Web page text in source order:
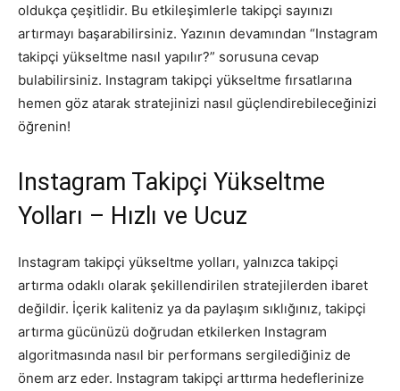
oldukça çeşitlidir. Bu etkileşimlerle takipçi sayınızı
artırmayı başarabilirsiniz. Yazının devamından “Instagram
takipçi yükseltme nasıl yapılır?” sorusuna cevap
bulabilirsiniz. Instagram takipçi yükseltme fırsatlarına
hemen göz atarak stratejinizi nasıl güçlendirebileceğinizi
öğrenin!
Instagram Takipçi Yükseltme
Yolları – Hızlı ve Ucuz
Instagram takipçi yükseltme yolları, yalnızca takipçi
artırma odaklı olarak şekillendirilen stratejilerden ibaret
değildir. İçerik kaliteniz ya da paylaşım sıklığınız, takipçi
artırma gücünüzü doğrudan etkilerken Instagram
algoritmasında nasıl bir performans sergilediğiniz de
önem arz eder. Instagram takipçi arttırma hedeflerinize